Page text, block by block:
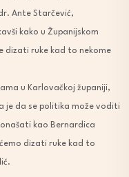
Ante Starčević,
kako u Županijskom
dizati ruke kad to nekome
u Karlovačkoj županiji,
je da se politika može voditi
kao Bernardica
dizati ruke kad to